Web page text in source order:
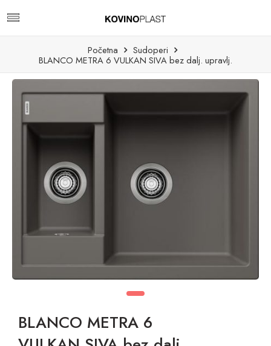
Početna
Sudoperi
BLANCO METRA 6 VULKAN SIVA bez dalj. upravlj.
BLANCO METRA 6